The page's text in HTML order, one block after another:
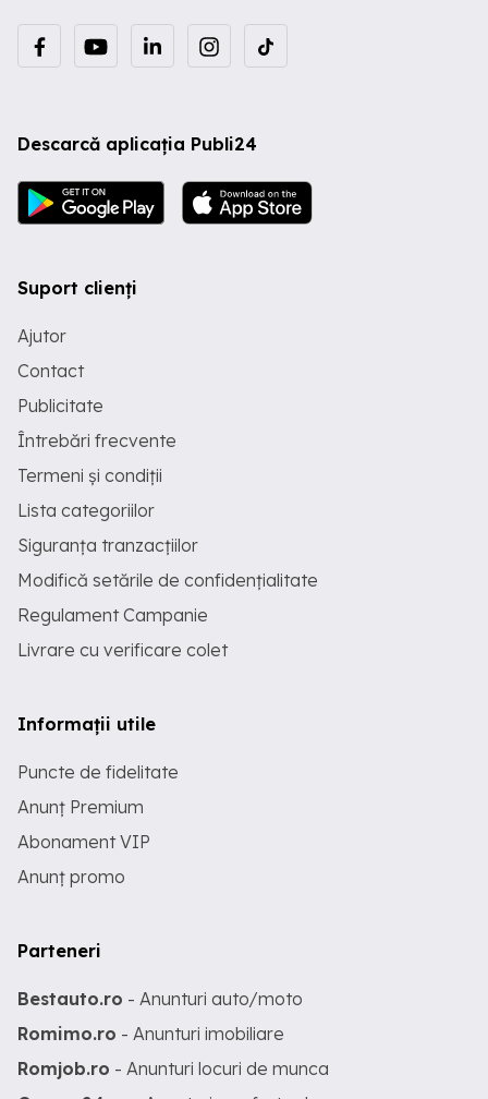
Descarcă aplicația Publi24
Suport clienți
Ajutor
Contact
Publicitate
Întrebări frecvente
Termeni și condiții
Lista categoriilor
Siguranța tranzacțiilor
Modifică setările de confidențialitate
Regulament Campanie
Livrare cu verificare colet
Informații utile
Puncte de fidelitate
Anunț Premium
Abonament VIP
Anunț promo
Parteneri
Bestauto.ro - Anunturi auto/moto
Romimo.ro - Anunturi imobiliare
Romjob.ro - Anunturi locuri de munca